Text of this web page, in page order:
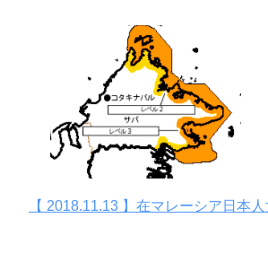
【 2018.11.13 】在マレーシア日本